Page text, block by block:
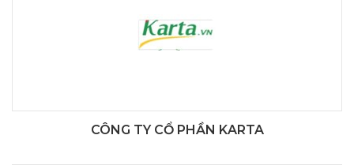
CÔNG TY CỔ PHẦN KARTA